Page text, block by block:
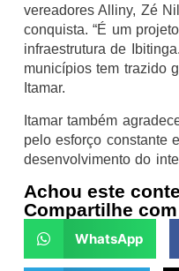
vereadores Alliny, Zé
conquista. “É um
infraestrutura de
municípios tem trazido
Itamar.
Itamar também
pelo esforço constante
desenvolvimento do
Achou este
Compartilhe
WhatsApp